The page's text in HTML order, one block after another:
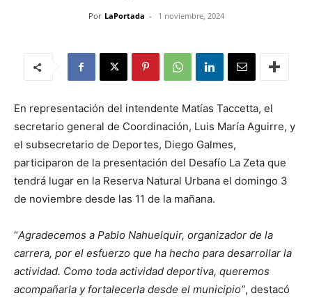
Por LaPortada - 1 noviembre, 2024
En representación del intendente Matías Taccetta, el
secretario general de Coordinación, Luis María Aguirre, y
el subsecretario de Deportes, Diego Galmes,
participaron de la presentación del Desafío La Zeta que
tendrá lugar en la Reserva Natural Urbana el domingo 3
de noviembre desde las 11 de la mañana.
“Agradecemos a Pablo Nahuelquir, organizador de la
carrera, por el esfuerzo que ha hecho para desarrollar la
actividad. Como toda actividad deportiva, queremos
acompañarla y fortalecerla desde el municipio”, destacó